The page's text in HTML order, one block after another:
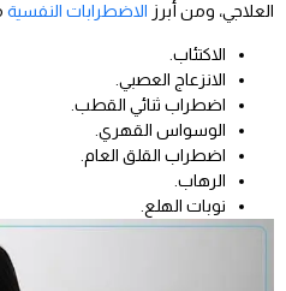
العلاجي، ومن أبرز الاضطرابات النفسية
الاكتئاب.
الانزعاج العصبي.
اضطراب ثنائي القطب.
الوسواس القهري.
اضطراب القلق العام.
الرهاب.
نوبات الهلع.